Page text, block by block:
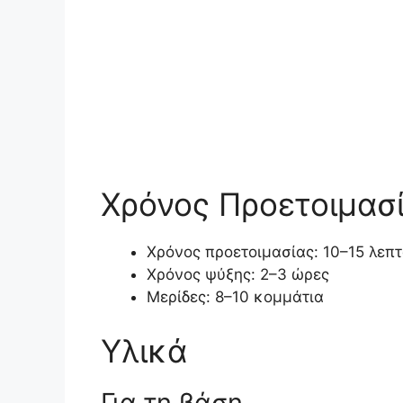
Χρόνος
Χρόνος προετοιμασίας: 10–15
Χρόνος ψύξης: 2–3 ώρες
Μερίδες: 8–10 κομμάτια
Υλικά